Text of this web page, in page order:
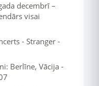
decembrī –
visai
- Stranger -
Berlīne, Vācija -